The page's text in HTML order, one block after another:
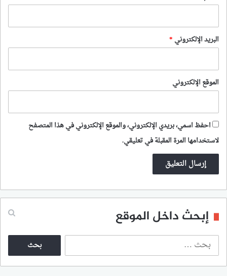
البريد الإلكتروني *
الموقع الإلكتروني
احفظ اسمي، بريدي الإلكتروني، والموقع الإلكتروني في هذا المتصفح
لاستخدامها المرة المقبلة في تعليقي.
إبحث داخل الموقع